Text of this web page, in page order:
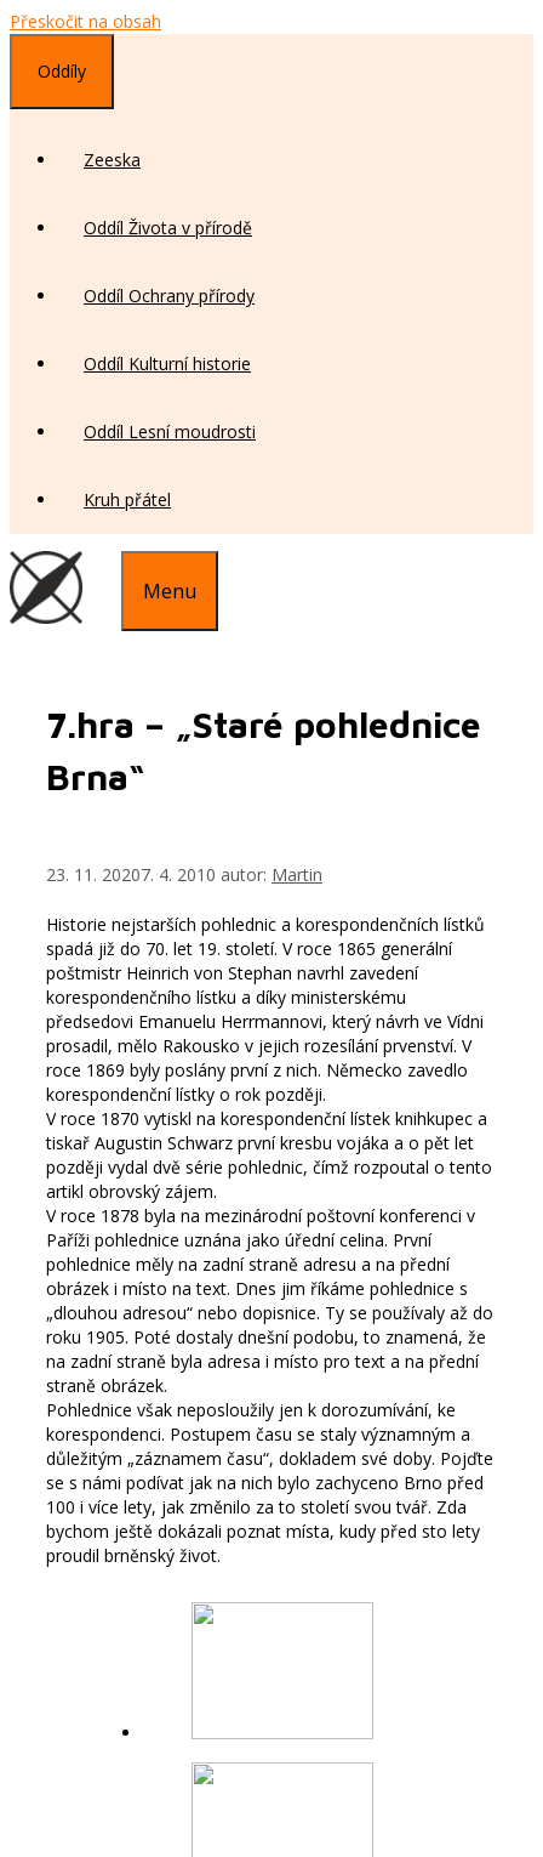
Přeskočit na obsah
Oddíly
Zeeska
Oddíl Života v přírodě
Oddíl Ochrany přírody
Oddíl Kulturní historie
Oddíl Lesní moudrosti
Kruh přátel
Menu
7.hra – „Staré pohlednice
Brna“
23. 11. 20207. 4. 2010 autor: Martin
Historie nejstarších pohlednic a korespondenčních lístků
spadá již do 70. let 19. století. V roce 1865 generální
poštmistr Heinrich von Stephan navrhl zavedení
korespondenčního lístku a díky ministerskému
předsedovi Emanuelu Herrmannovi, který návrh ve Vídni
prosadil, mělo Rakousko v jejich rozesílání prvenství. V
roce 1869 byly poslány první z nich. Německo zavedlo
korespondenční lístky o rok později.
V roce 1870 vytiskl na korespondenční lístek knihkupec a
tiskař Augustin Schwarz první kresbu vojáka a o pět let
později vydal dvě série pohlednic, čímž rozpoutal o tento
artikl obrovský zájem.
V roce 1878 byla na mezinárodní poštovní konferenci v
Paříži pohlednice uznána jako úřední celina. První
pohlednice měly na zadní straně adresu a na přední
obrázek i místo na text. Dnes jim říkáme pohlednice s
„dlouhou adresou“ nebo dopisnice. Ty se používaly až do
roku 1905. Poté dostaly dnešní podobu, to znamená, že
na zadní straně byla adresa i místo pro text a na přední
straně obrázek.
Pohlednice však neposloužily jen k dorozumívání, ke
korespondenci. Postupem času se staly významným a
důležitým „záznamem času“, dokladem své doby. Pojďte
se s námi podívat jak na nich bylo zachyceno Brno před
100 i více lety, jak změnilo za to století svou tvář. Zda
bychom ještě dokázali poznat místa, kudy před sto lety
proudil brněnský život.